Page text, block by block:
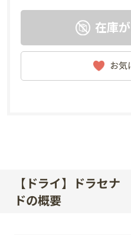
在庫
お気
【ドライ】ドラセ
ドの概要